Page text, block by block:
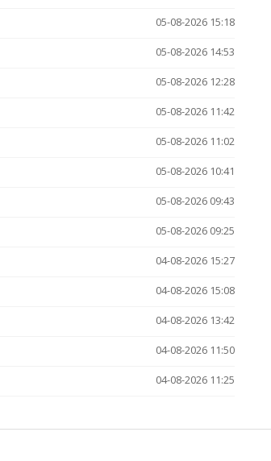
05-08-2026 15:18
05-08-2026 14:53
05-08-2026 12:28
05-08-2026 11:42
05-08-2026 11:02
05-08-2026 10:41
05-08-2026 09:43
05-08-2026 09:25
04-08-2026 15:27
04-08-2026 15:08
04-08-2026 13:42
04-08-2026 11:50
04-08-2026 11:25